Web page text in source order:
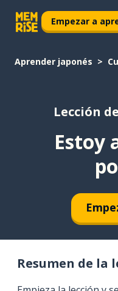
Empezar a
Aprender japonés
Lección
Estoy
Resumen de la